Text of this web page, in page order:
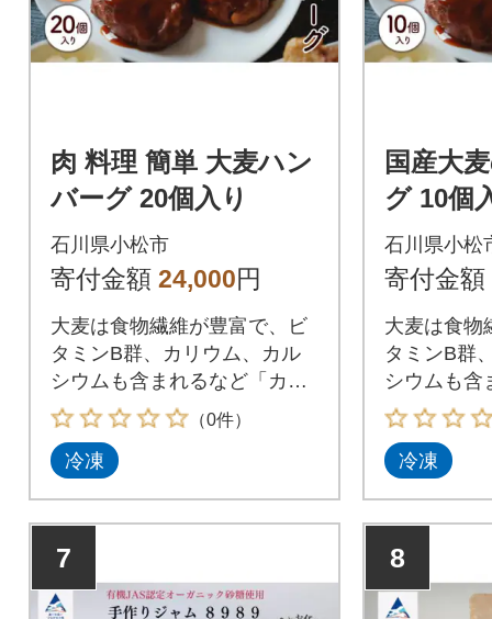
肉 料理 簡単 大麦ハン
バーグ 20個入り
石川県小松市
寄付金額 24,000円
大麦は食物繊維が豊富で、ビ
タミンB群、カリウム、カル
シウムも含まれるなど「カラ
ダに優しい」栄養がたっぷり!
蒸した大麦を肉と一緒に混ぜ
込んだハンバーグ!!食べながら
ので、ご年配の方から小さな
お子様まで大変喜ばれていま
す。
（0件）
冷凍
国産大
グ 10個
バーグ
松市産
石川県小松
寄付金額
大麦は食物
タミンB群
シウムも含
ダに優しい
蒸した大麦
込んだハン
ので、ご年
お子様ま
す。
冷凍
7 8